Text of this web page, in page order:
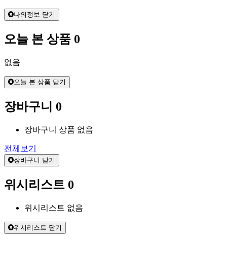
나의정보 닫기
오늘 본 상품 0
없음
오늘 본 상품 닫기
장바구니 0
장바구니 상품 없음
전체보기
장바구니 닫기
위시리스트 0
위시리스트 없음
위시리스트 닫기